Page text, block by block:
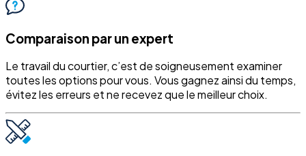
Comparaison par un expert
Le travail du courtier, c’est de soigneusement examiner
toutes les options pour vous. Vous gagnez ainsi du temps,
évitez les erreurs et ne recevez que le meilleur choix.